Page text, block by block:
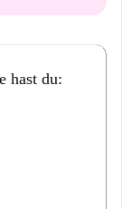
hast du: